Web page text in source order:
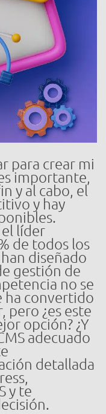
para crear mi
importante,
y al cabo, el
y hay
líder
de todos los
diseñado
gestión de
no se
ha convertido
¿es este
opción? ¿Y
adecuado
detallada
y te